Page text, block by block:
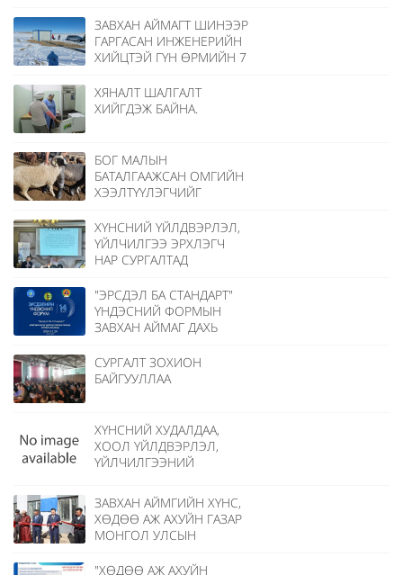
ЗАВХАН АЙМАГТ ШИНЭЭР
ГАРГАСАН ИНЖЕНЕРИЙН
ХИЙЦТЭЙ ГҮН ӨРМИЙН 7
ХЯНАЛТ ШАЛГАЛТ
ХИЙГДЭЖ БАЙНА.
БОГ МАЛЫН
БАТАЛГААЖСАН ОМГИЙН
ХЭЭЛТҮҮЛЭГЧИЙГ
ХИЙХ АЖЛЫГ ЗОХИОН
БАЙГУУЛЛАА.
ХҮНСНИЙ ҮЙЛДВЭРЛЭЛ,
ҮЙЛЧИЛГЭЭ ЭРХЛЭГЧ
НАР СУРГАЛТАД
"ЭРСДЭЛ БА СТАНДАРТ"
ҮНДЭСНИЙ ФОРМЫН
ЗАВХАН АЙМАГ ДАХЬ
ОРОЛЦЛОО.
СУРГАЛТ ЗОХИОН
БАЙГУУЛЛАА
ХҮНСНИЙ ХУДАЛДАА,
ХООЛ ҮЙЛДВЭРЛЭЛ,
ҮЙЛЧИЛГЭЭНИЙ
БАЙЦААГЧИЙН ДҮГНЭЛТ"
ГАРГАЖ ЭХЭЛЛЭЭ.
ЗАВХАН АЙМГИЙН ХҮНС,
ХӨДӨӨ АЖ АХУЙН ГАЗАР
МОНГОЛ УЛСЫН
ГАВЪЯАТ ЗООТЕХНИКЧ
"ХӨДӨӨ АЖ АХУЙН